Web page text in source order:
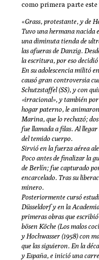
como primera parte
«Grass, protestante, y de
Tuvo una hermana nacida
una diminuta tienda de
las afueras de Danzig.
la escritura, por eso
En su adolescencia militó
causó gran controversia
Schutzstaffel (SS), y con
«irracional», y también por
hogar paterno, le
Marina, que lo rechazó;
fue llamada a filas. Al
del temido cuerpo.
Sirvió en lafuerza aérea
Poco antes de finalizar la
de Berlín; fue capturado
encarcelado. Tras su
minero.
Posteriormente cursó
Düsseldorfy en la
primeras obras que
bösen Köche (Los malos
y Hochwasser(1958) con
que las siguieron. En la
y España, e inició una